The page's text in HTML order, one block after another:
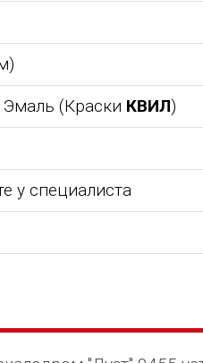
(Краски КВИЛ)
у специалиста